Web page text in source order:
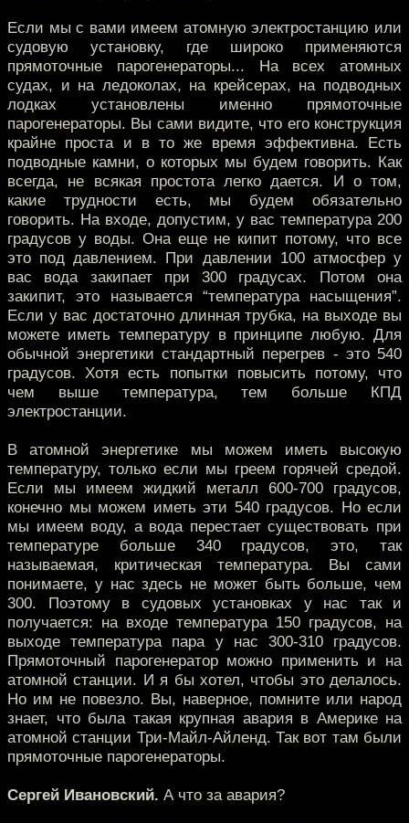
Если мы с вами имеем атомную электростанцию или
судовую установку, где широко применяются
прямоточные парогенераторы... На всех атомных
судах, и на ледоколах, на крейсерах, на подводных
лодках установлены именно прямоточные
парогенераторы. Вы сами видите, что его конструкция
крайне проста и в то же время эффективна. Есть
подводные камни, о которых мы будем говорить. Как
всегда, не всякая простота легко дается. И о том,
какие трудности есть, мы будем обязательно
говорить. На входе, допустим, у вас температура 200
градусов у воды. Она еще не кипит потому, что все
это под давлением. При давлении 100 атмосфер у
вас вода закипает при 300 градусах. Потом она
закипит, это называется “температура насыщения”.
Если у вас достаточно длинная трубка, на выходе вы
можете иметь температуру в принципе любую. Для
обычной энергетики стандартный перегрев - это 540
градусов. Хотя есть попытки повысить потому, что
чем выше температура, тем больше КПД
электростанции.
В атомной энергетике мы можем иметь высокую
температуру, только если мы греем горячей средой.
Если мы имеем жидкий металл 600-700 градусов,
конечно мы можем иметь эти 540 градусов. Но если
мы имеем воду, а вода перестает существовать при
температуре больше 340 градусов, это, так
называемая, критическая температура. Вы сами
понимаете, у нас здесь не может быть больше, чем
300. Поэтому в судовых установках у нас так и
получается: на входе температура 150 градусов, на
выходе температура пара у нас 300-310 градусов.
Прямоточный парогенератор можно применить и на
атомной станции. И я бы хотел, чтобы это делалось.
Но им не повезло. Вы, наверное, помните или народ
знает, что была такая крупная авария в Америке на
атомной станции Три-Майл-Айленд. Так вот там были
прямоточные парогенераторы.
Сергей Ивановский. А что за авария?